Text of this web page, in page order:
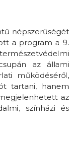
népszerűségét
a program a 9.
az állami
működéséről,
tartani, hanem
az
színházi és